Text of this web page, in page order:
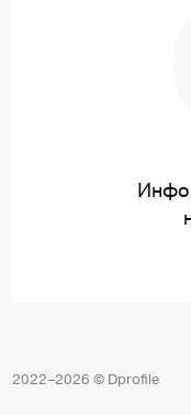
2022–2026 © Dprofile